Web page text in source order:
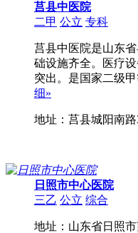
莒县中医院
二甲 公立 专科
莒县中医院是山东
础设施齐全。医疗
突出。是国家二级
细»
地址：莒县城阳南路
日照市中心医院
三乙 公立 综合
地址：山东省日照市